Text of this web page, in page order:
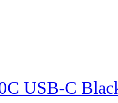
USB-C